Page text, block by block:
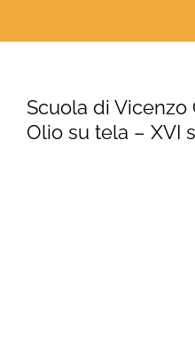
Scuola di Vicenzo
Olio su tela – XVI